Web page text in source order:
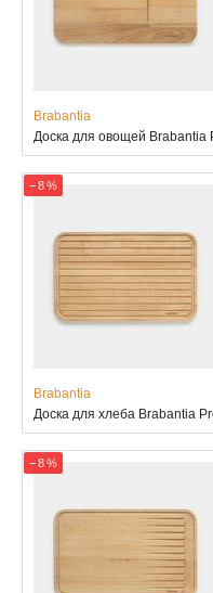
Brabantia
Доска для овощей Brabantia
− 8 %
Brabantia
Доска для хлеба Brabantia
− 8 %